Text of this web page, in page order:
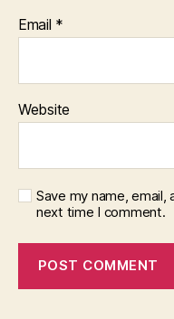
Email *
Website
Save my name,
next time I comment.